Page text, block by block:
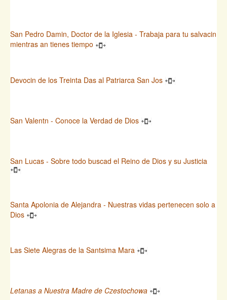
San Pedro Damin, Doctor de la Iglesia - Trabaja para tu salvacin
mientras an tienes tiempo
Devocin de los Treinta Das al Patriarca San Jos
San Valentn - Conoce la Verdad de Dios
San Lucas - Sobre todo buscad el Reino de Dios y su Justicia
Santa Apolonia de Alejandra - Nuestras vidas pertenecen solo a
Dios
Las Siete Alegras de la Santsima Mara
Letanas a Nuestra Madre de Czestochowa